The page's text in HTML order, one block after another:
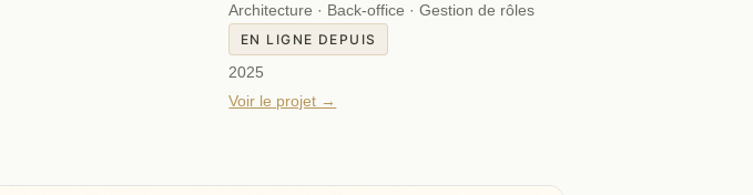
Architecture · Back-office · Gestion de rôles
EN LIGNE DEPUIS
2025
Voir le projet →